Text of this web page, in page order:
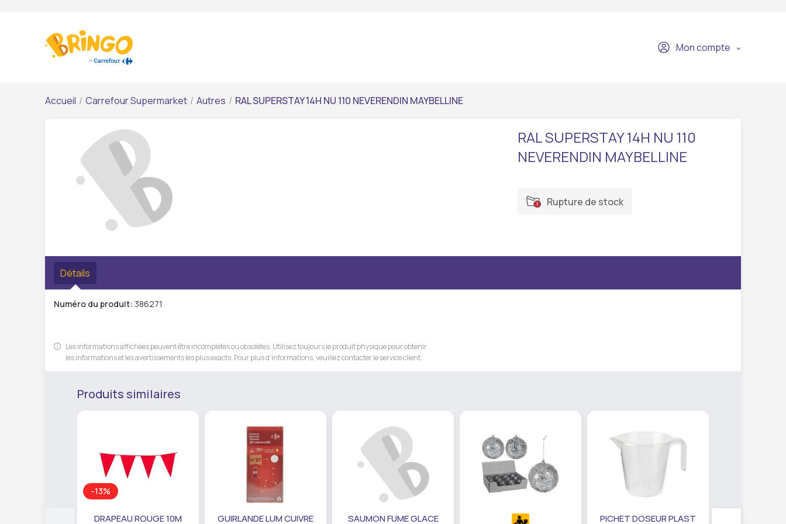
Mon compte
Accueil / Carrefour Supermarket / Autres / RAL SUPERSTAY 14H NU 110 NEVERENDIN MAYBELLINE
RAL SUPERSTAY 14H NU 110
NEVERENDIN MAYBELLINE
Rupture de stock
Détails
Numéro du produit: 386271
Les informations affichées peuvent être incomplètes ou obsolètes. Utilisez toujours le produit physique pour obtenir
les informations et les avertissements les plus exacts. Pour plus d'informations, veuillez contacter le service client.
Produits similaires
-13%
DRAPEAU ROUGE 10M
GUIRLANDE LUM CUIVRE
SAUMON FUME GLACE
PICHET DOSEUR PLAST